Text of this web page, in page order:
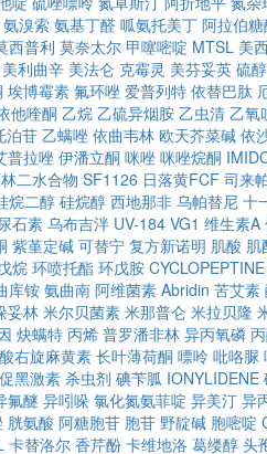
氨溴索 氨基丁醛 呱氨托美丁 阿拉伯
西普利 莫奈太尔 甲噻嘧啶 MTSL 美
美利曲辛 美法仑 克霉灵 美芬妥英 硫醇
埃博霉素 氟环唑 爱普列特 依替巴肽
他喹酮 乙烷 乙硫异烟胺 乙虫清 乙氧
泊苷 乙螨唑 依曲韦林 欧天芥菜碱 依
普拉唑 伊潘立酮 咪唑 咪唑烷酮
二水合物 SF1126 日落黄FCF 司来
烷二醇 硅烷醇 西地那非 乌帕替尼 十
石素 乌布吉泮 UV-184 VG1 维生素A
紫堇定碱 可替宁 复方新诺明 肌酸 肌
烷 环喷托酯 环戊胺 CYCLOPEPTINE
库铵 氨曲南 阿维菌素 Abridin 苦艾素
妥林 米尔贝菌素 米那普仑 米拉贝隆
炔螨特 丙烯 普罗潘非林 异丙氧磷
右旋麻黄素 长叶薄荷酮 嘌呤 吡咯脲
促黑激素 杀虫剂 碘苄胍 IONYLIDENE
氟醚 异吲哚 氯化氮氨菲啶 异美汀 异
胱氨酸 阿糖胞苷 胞苷 野靛碱 胞嘧啶
卡替洛尔 香芹酚 卡维地洛 葛缕醇 头